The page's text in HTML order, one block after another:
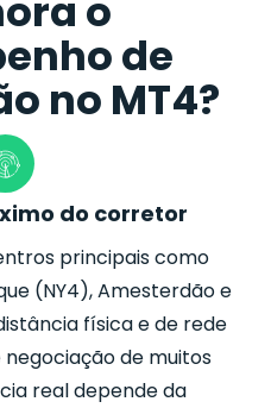
o
de
no MT4?
do corretor
principais como
(NY4), Amesterdão e
física e de rede
de muitos
real depende da